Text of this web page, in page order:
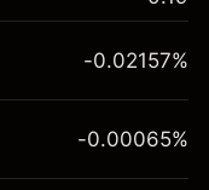
CFD
-0.02157%
-0.00065%